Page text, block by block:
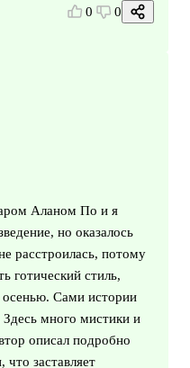
0 0
Аланом По и я
но оказалось
расстроилась, потому
готический стиль,
осенью. Сами истории
Здесь много мистики и
описал подробно
что заставляет